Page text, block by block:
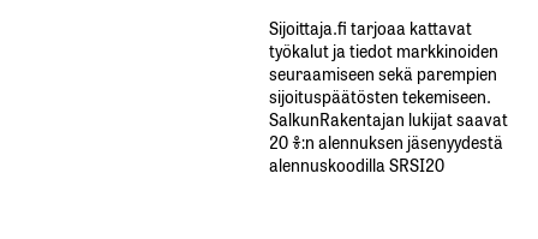
Sijoittaja.fi tarjoaa kattavat
työkalut ja tiedot markkinoiden
seuraamiseen sekä parempien
sijoituspäätösten tekemiseen.
SalkunRakentajan lukijat saavat
20 %:n alennuksen jäsenyydestä
alennuskoodilla SRSI20